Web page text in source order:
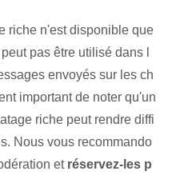
riche n'est disponible que
pas être utilisé dans l
envoyés sur les ch
important de noter qu'un
riche peut rendre diffi
Nous vous recommando
et⁤ réservez-les p